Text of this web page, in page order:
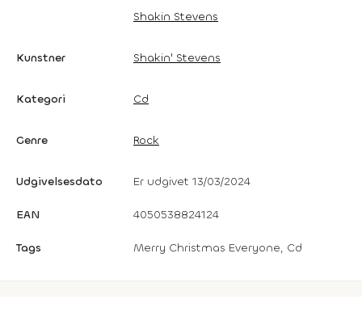
Shakin Stevens
Kunstner Shakin' Stevens
Kategori Cd
Genre Rock
Udgivelsesdato Er udgivet 13/03/2024
EAN 4050538824124
Tags Merry Christmas Everyone, Cd